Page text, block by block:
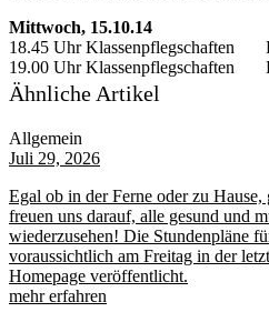
Mittwoch, 15.10.14
18.45 Uhr Klassenpflegschaften
19.00 Uhr Klassenpflegschaften
Ähnliche Artikel
Allgemein
Juli 29, 2026
Egal ob in der Ferne oder zu
freuen uns darauf, alle gesund und
wiederzusehen! Die Stundenpläne
voraussichtlich am Freitag in der
Homepage veröffentlicht.
mehr erfahren